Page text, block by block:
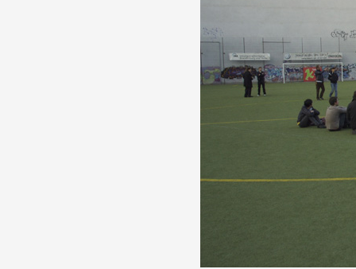
Partenaires
Actions